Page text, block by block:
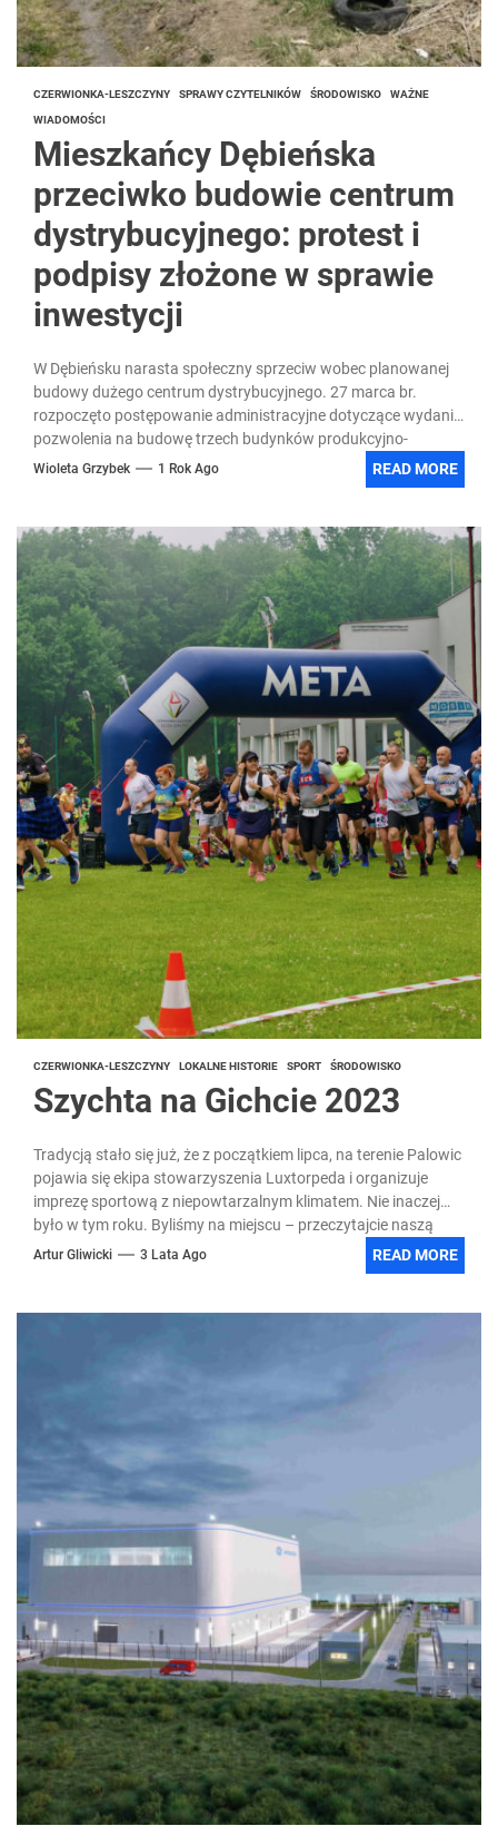
CZERWIONKA-LESZCZYNY SPRAWY CZYTELNIKÓW ŚRODOWISKO WAŻNE
WIADOMOŚCI
Mieszkańcy Dębieńska
przeciwko budowie centrum
dystrybucyjnego: protest i
podpisy złożone w sprawie
inwestycji
W Dębieńsku narasta społeczny sprzeciw wobec planowanej
budowy dużego centrum dystrybucyjnego. 27 marca br.
rozpoczęto postępowanie administracyjne dotyczące wydania
pozwolenia na budowę trzech budynków produkcyjno-
magazynowych...
Wioleta Grzybek 1 Rok Ago READ MORE
CZERWIONKA-LESZCZYNY LOKALNE HISTORIE SPORT ŚRODOWISKO
Szychta na Gichcie 2023
Tradycją stało się już, że z początkiem lipca, na terenie Palowic
pojawia się ekipa stowarzyszenia Luxtorpeda i organizuje
imprezę sportową z niepowtarzalnym klimatem. Nie inaczej
było w tym roku. Byliśmy na miejscu – przeczytajcie naszą
relację.
Artur Gliwicki 3 Lata Ago READ MORE